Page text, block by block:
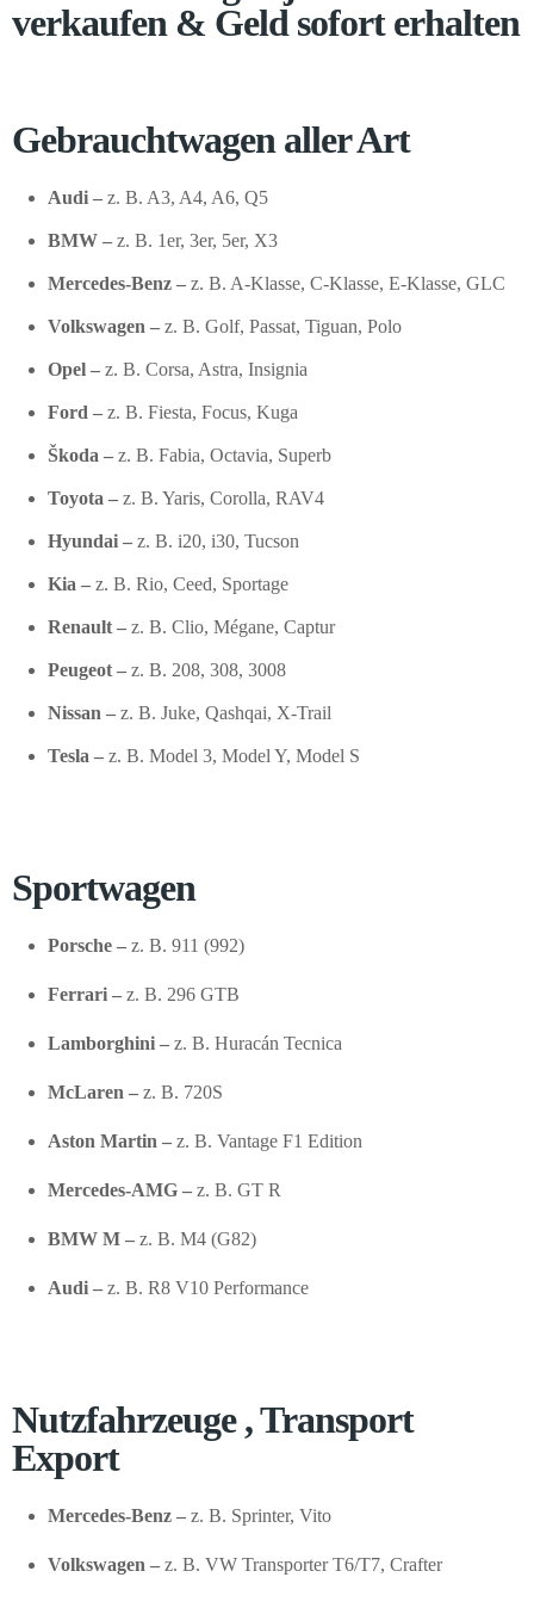
verkaufen & Geld sofort erhalten
Gebrauchtwagen aller Art
Audi – z. B. A3, A4, A6, Q5
BMW – z. B. 1er, 3er, 5er, X3
Mercedes-Benz – z. B. A-Klasse, C-Klasse, E-Klasse, GLC
Volkswagen – z. B. Golf, Passat, Tiguan, Polo
Opel – z. B. Corsa, Astra, Insignia
Ford – z. B. Fiesta, Focus, Kuga
Škoda – z. B. Fabia, Octavia, Superb
Toyota – z. B. Yaris, Corolla, RAV4
Hyundai – z. B. i20, i30, Tucson
Kia – z. B. Rio, Ceed, Sportage
Renault – z. B. Clio, Mégane, Captur
Peugeot – z. B. 208, 308, 3008
Nissan – z. B. Juke, Qashqai, X-Trail
Tesla – z. B. Model 3, Model Y, Model S
Sportwagen
Porsche – z. B. 911 (992)
Ferrari – z. B. 296 GTB
Lamborghini – z. B. Huracán Tecnica
McLaren – z. B. 720S
Aston Martin – z. B. Vantage F1 Edition
Mercedes-AMG – z. B. GT R
BMW M – z. B. M4 (G82)
Audi – z. B. R8 V10 Performance
Nutzfahrzeuge , Transport
Export
Mercedes-Benz – z. B. Sprinter, Vito
Volkswagen – z. B. VW Transporter T6/T7, Crafter